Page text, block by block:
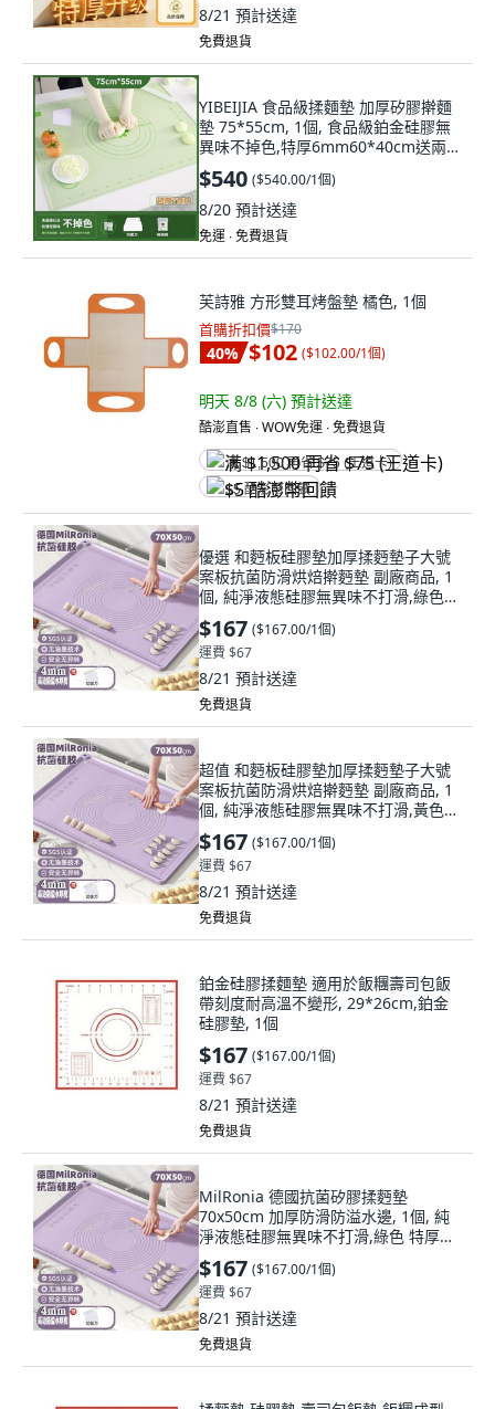
8/21 預計送達
免費退貨
YIBEIJIA 食品級揉麵墊 加厚矽膠擀麵
墊 75*55cm, 1個, 食品級鉑金硅膠無
異味不掉色,特厚6mm60*40cm送兩件
套
$540 ($540.00/1個)
8/20 預計送達
免運 ∙ 免費退貨
芙詩雅 方形雙耳烤盤墊 橘色, 1個
首購折扣價$170
40% $102 ($102.00/1個)
明天 8/8 (六) 預計送達
酷澎直售 ∙ WOW免運 ∙ 免費退貨
满 $1,500 再省 $75 (王道卡)
$5 酷澎幣回饋
優選 和麪板硅膠墊加厚揉麪墊子大號
案板抗菌防滑烘焙擀麪墊 副廠商品, 1
個, 純淨液態硅膠無異味不打滑,綠色
特厚防溢水邊 50*40CM 四件
$167 ($167.00/1個)
運費 $67
8/21 預計送達
免費退貨
超值 和麪板硅膠墊加厚揉麪墊子大號
案板抗菌防滑烘焙擀麪墊 副廠商品, 1
個, 純淨液態硅膠無異味不打滑,黃色
特厚防溢水邊 50*40CM 四件
$167 ($167.00/1個)
運費 $67
8/21 預計送達
免費退貨
鉑金硅膠揉麵墊 適用於飯糰壽司包飯
帶刻度耐高溫不變形, 29*26cm,鉑金
硅膠墊, 1個
$167 ($167.00/1個)
運費 $67
8/21 預計送達
免費退貨
MilRonia 德國抗菌矽膠揉麪墊
70x50cm 加厚防滑防溢水邊, 1個, 純
淨液態硅膠無異味不打滑,綠色 特厚防
溢水邊 50*40CM 四件
$167 ($167.00/1個)
運費 $67
8/21 預計送達
免費退貨